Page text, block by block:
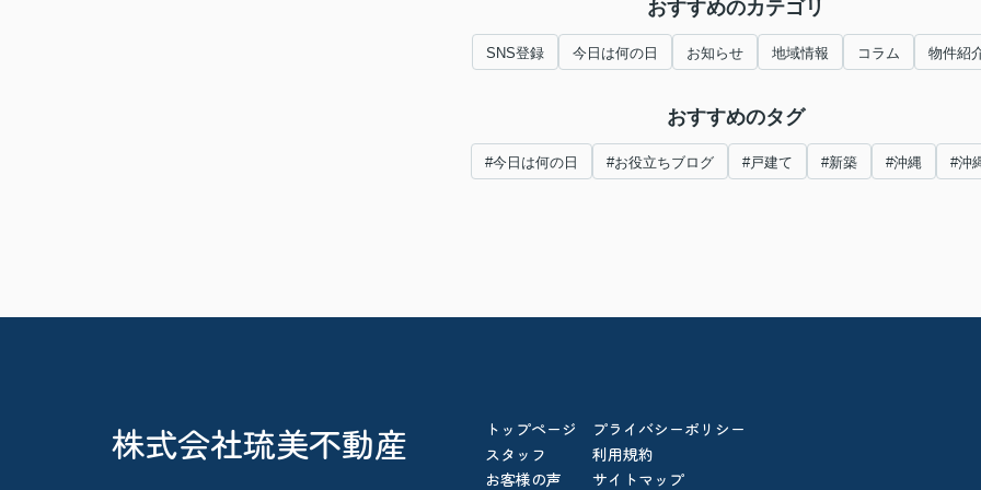
おすすめのカテゴリ
SNS登録 今日は何の日 お知らせ 地域情報 コラム 物件紹
おすすめのタグ
#今日は何の日 #お役立ちブログ #戸建て #新築 #沖縄 #沖
株式会社琉美不動産
トップページ
スタッフ
お客様の声
プライバシーポリシー
利用規約
サイトマップ